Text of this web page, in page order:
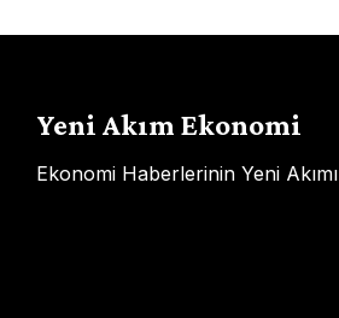
Yeni Akım Ekonomi
Ekonomi Haberlerinin Yeni Akımı